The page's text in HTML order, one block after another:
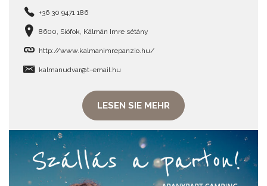
+36 30 9471 186
8600, Siófok, Kálmán Imre sétány
http://www.kalmanimrepanzio.hu/
kalmanudvar@t-email.hu
LESEN SIE MEHR